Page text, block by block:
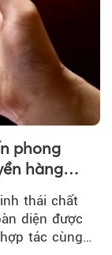
phong
hàng
thái chất
diện được
tác cùng